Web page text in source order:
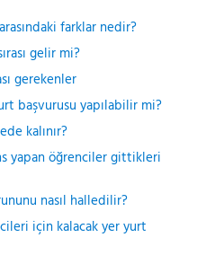
farklar nedir?
gelir mi?
gerekenler
başvurusu yapılabilir mi?
kalınır?
yapan öğrenciler gittikleri
nasıl halledilir?
için kalacak yer yurt